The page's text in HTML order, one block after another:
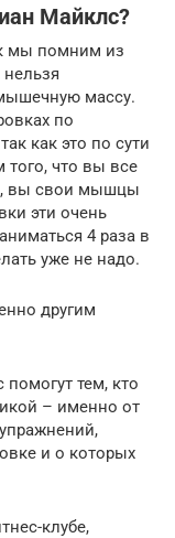
Майклс?
мы помним из
массу.
по
как это по сути
того, что вы все
вы свои мышцы
эти очень
4 раза в
уже не надо.
другим
тем, кто
– именно от
и о которых
клубе,